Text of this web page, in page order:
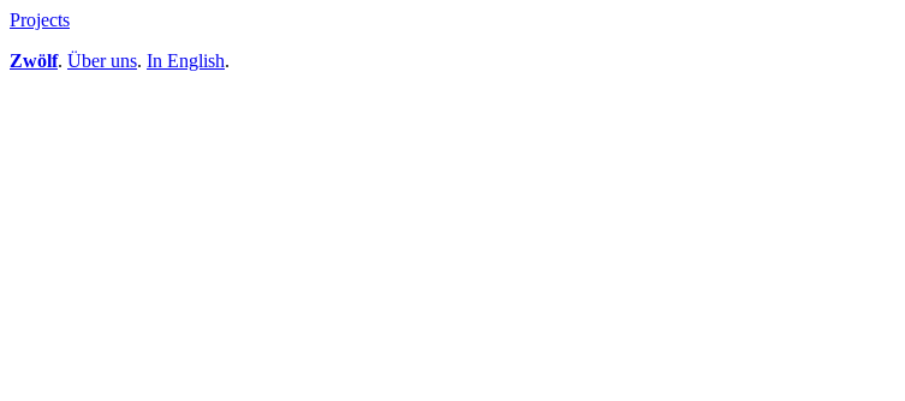
Projects
Zwölf. Über uns. In English.